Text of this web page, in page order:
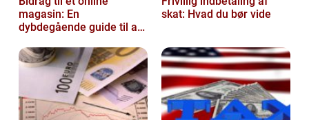
magasin: En
dybdegående guide til at
denne vigtige praksis...
skat: Hvad du bør vide